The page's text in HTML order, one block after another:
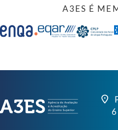
A3ES É